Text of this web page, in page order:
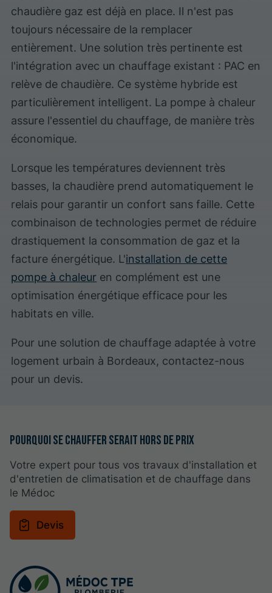
chaudière gaz est déjà en place. Il n'est pas
toujours nécessaire de la remplacer
entièrement. Une solution très pertinente est
l'intégration avec un chauffage existant : PAC en
relève de chaudière. Ce système hybride est
particulièrement intelligent. La pompe à chaleur
assure l'essentiel du chauffage, de manière très
économique.
Lorsque les températures deviennent très
basses, la chaudière prend automatiquement le
relais pour garantir un confort sans faille. Cette
combinaison de technologies permet de réduire
drastiquement la consommation de gaz et la
facture énergétique. L'installation de cette
pompe à chaleur en complément est une
optimisation énergétique efficace pour les
habitats en ville.
Pour une solution de chauffage adaptée à votre
logement urbain à Bordeaux, contactez-nous
pour un devis.
Pourquoi se chauffer serait hors de prix
Votre expert pour tous vos travaux d'installation et
d'entretien de climatisation et de chauffage dans
le Médoc
Devis